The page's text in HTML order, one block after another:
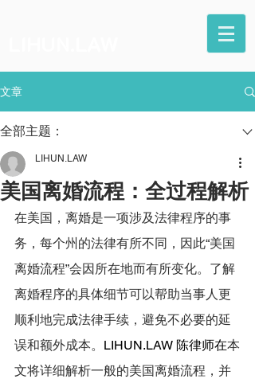
文章
全部主题：
美国离婚流程：全过程解析
LIHUN.LAW
在美国，离婚是一项涉及法律程序的事
务，每个州的法律有所不同，因此“美国
离婚流程”会因所在地而有所变化。了解
离婚程序的具体细节可以帮助当事人更
顺利地完成法律手续，避免不必要的延
误和额外成本。 LIHUN.LAW 陈律师在本
文将详细解析一般的美国离婚流程，并